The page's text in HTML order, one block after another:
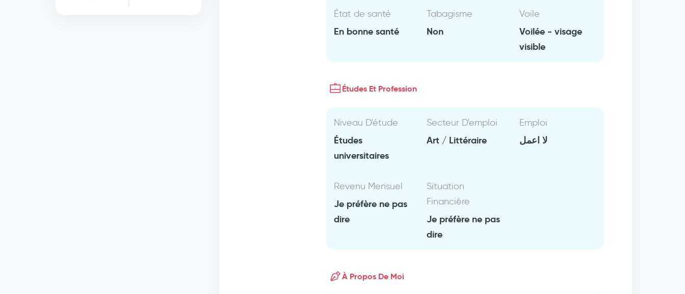
État de santé
En bonne santé
Tabagisme
Non
Voile
Voilée - visage
visible
Études Et Profession
Niveau D'étude
Études
universitaires
Secteur D'emploi
Art / Littéraire
Emploi
لا اعمل
Revenu Mensuel
Je préfère ne pas
dire
Situation
Financière
Je préfère ne pas
dire
À Propos De Moi